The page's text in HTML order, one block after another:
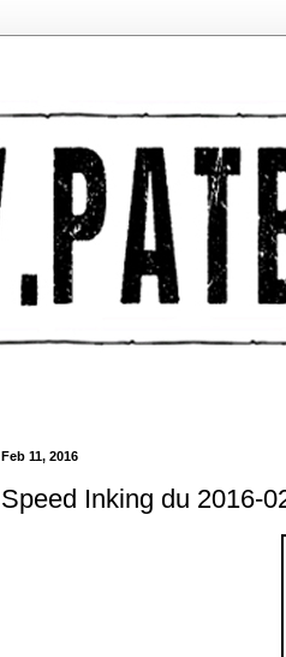
Feb 11, 2016
Speed Inking du 2016-